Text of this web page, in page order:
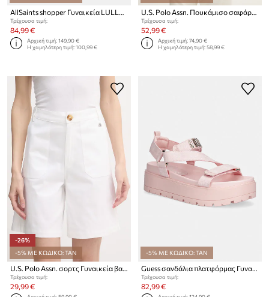
Τρέχουσα τιμή:
84,99 €
Αρχική τιμή:149,90 €
Η χαμηλότερη τιμή:100,99 €
Τρέχουσα τιμή:
52,99 €
Αρχική τιμή:74,90 €
Η χαμηλότερη τιμή:58,99 €
-26%
-5% ΜΕ ΚΩΔΙΚΟ: TAN
U.S. Polo Assn. σορτς Γυναικεία βαμβάκι με ελαστάν CHINO
Τρέχουσα τιμή:
29,99 €
-5% ΜΕ ΚΩΔΙΚΟ: TAN
Guess σανδάλια πλατφόρμας Γυναικεία FETTA
Τρέχουσα τιμή:
82,99 €